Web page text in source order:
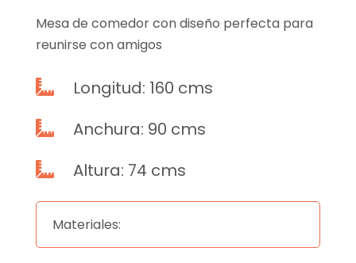
Mesa de comedor con diseño perfecta para
reunirse con amigos
 Longitud: 160 cms
 Anchura: 90 cms
 Altura: 74 cms
Materiales: